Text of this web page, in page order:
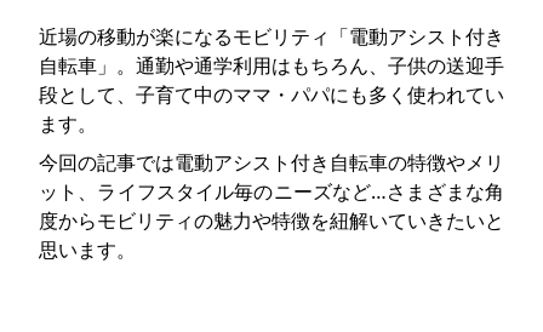
近場の移動が楽になるモビリティ「電動アシスト付き
自転車」。通勤や通学利用はもちろん、子供の送迎手
段として、子育て中のママ・パパにも多く使われてい
ます。
今回の記事では電動アシスト付き自転車の特徴やメリ
ット、ライフスタイル毎のニーズなど…さまざまな角
度からモビリティの魅力や特徴を紐解いていきたいと
思います。